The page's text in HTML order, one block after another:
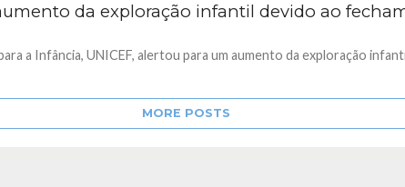
da exploração infantil devido ao
a Infância, UNICEF, alertou para um aumento da exploração
MORE POSTS